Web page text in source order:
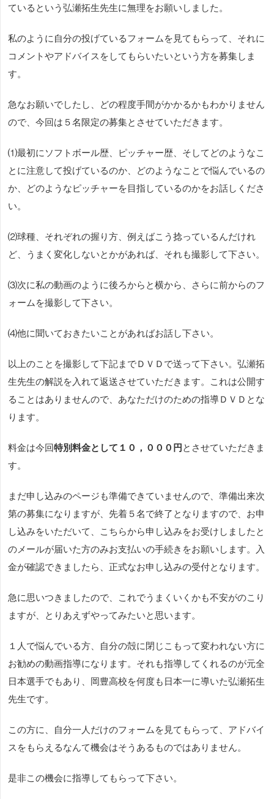
ているという弘瀬拓生先生に無理をお願いしました。
私のように自分の投げているフォームを見てもらって、それに
コメントやアドバイスをしてもらいたいという方を募集しま
す。
急なお願いでしたし、どの程度手間がかかるかもわかりません
ので、今回は５名限定の募集とさせていただきます。
⑴最初にソフトボール歴、ピッチャー歴、そしてどのようなこ
とに注意して投げているのか、どのようなことで悩んでいるの
か、どのようなピッチャーを目指しているのかをお話しくださ
い。
⑵球種、それぞれの握り方、例えばこう捻っているんだけれ
ど、うまく変化しないとかがあれば、それも撮影して下さい。
⑶次に私の動画のように後ろからと横から、さらに前からのフ
ォームを撮影して下さい。
⑷他に聞いておきたいことがあればお話し下さい。
以上のことを撮影して下記までＤＶＤで送って下さい。弘瀬拓
生先生の解説を入れて返送させていただきます。これは公開す
ることはありませんので、あなただけのための指導ＤＶＤとな
ります。
料金は今回特別料金として１０，０００円 とさせていただきま
す。
まだ申し込みのページも準備できていませんので、準備出来次
第の募集になりますが、先着５名で終了となりますので、お申
し込みをいただいて、こちらから申し込みをお受けしましたと
のメールが届いた方のみお支払いの手続きをお願いします。入
金が確認できましたら、正式なお申し込みの受付となります。
急に思いつきましたので、これでうまくいくかも不安がのこり
ますが、とりあえずやってみたいと思います。
１人で悩んでいる方、自分の殻に閉じこもって変われない方に
お勧めの動画指導になります。それも指導してくれるのが元全
日本選手でもあり、岡豊高校を何度も日本一に導いた弘瀬拓生
先生です。
この方に、自分一人だけのフォームを見てもらって、アドバイ
スをもらえるなんて機会はそうあるものではありません。
是非この機会に指導してもらって下さい。